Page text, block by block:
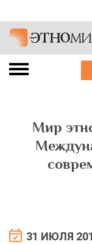
Мир
31 ИЮЛЯ